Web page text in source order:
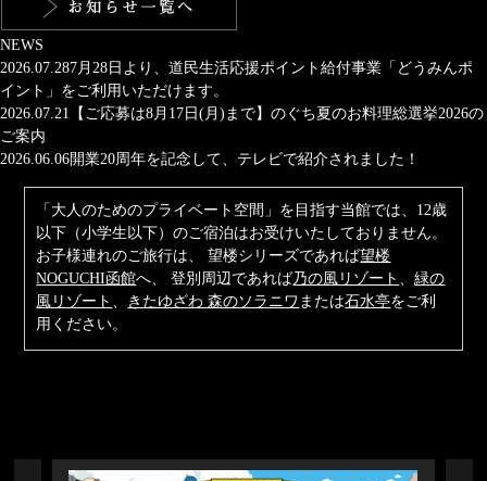
NEWS
2026.07.287月28日より、道民生活応援ポイント給付事業「どうみんポ
イント」をご利用いただけます。
2026.07.21 【ご応募は8月17日(月)まで】のぐち夏のお料理総選挙2026の
ご案内
2026.06.06開業20周年を記念して、テレビで紹介されました！
「大人のためのプライベート空間」を目指す当館では、12歳
以下（小学生以下）のご宿泊はお受けいたしておりません。
お子様連れのご旅行は、
望楼シリーズであれば望楼
NOGUCHI函館へ、 登別周辺であれば乃の風リゾート 、緑の
風リゾート 、 きたゆざわ 森のソラニワ または石水亭をご利
用ください。